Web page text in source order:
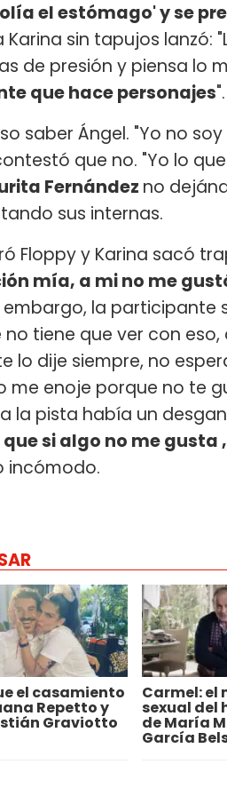
el estómago' y se
Karina sin tapujos lanzó:
de presión y piensa lo
que hace personajes".
saber Ángel. "Yo no
que no. "Yo lo
Fernández no
sus internas.
Floppy y Karina sacó
mía, a mi no me
embargo, la participante
tiene que ver con
lo dije siempre, no
me enoje porque no te
la pista había un
si algo no me gusta
incómodo.
el casamiento
Repetto y
Graviotto
Carmel: el
sexual del
de María
García